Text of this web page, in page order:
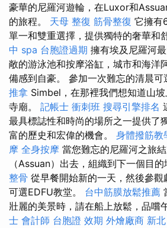
豪華的尼羅河遊輪，在Luxor和
的旅程。 天母 整復 筋骨整復 它擁有
單一和雙重選擇，提供獨特的奢華和
中 spa 台胞證過期 擁有埃及尼羅河
敞的游泳池和按摩浴缸，城市和海洋
備感到自豪。 參加一次難忘的清晨可
推拿 Simbel，在那裡我們想知道山
寺廟。 記帳士 衝刺班 搜尋引擎排名
最具標誌性和時尚的場所之一提供了
富的歷史和宏偉的機會。 身體撥筋教
摩 全身按摩 當您難忘的尼羅河之旅
（Assuan）出去，組織到下一個目的
整骨 從早餐開始新的一天，然後參觀
可選EDFU教堂。 台中筋膜放鬆推薦
壯麗的美景時，請在船上放鬆，品嚐
士 會計師 台胞證 效期 外燴廠商 新